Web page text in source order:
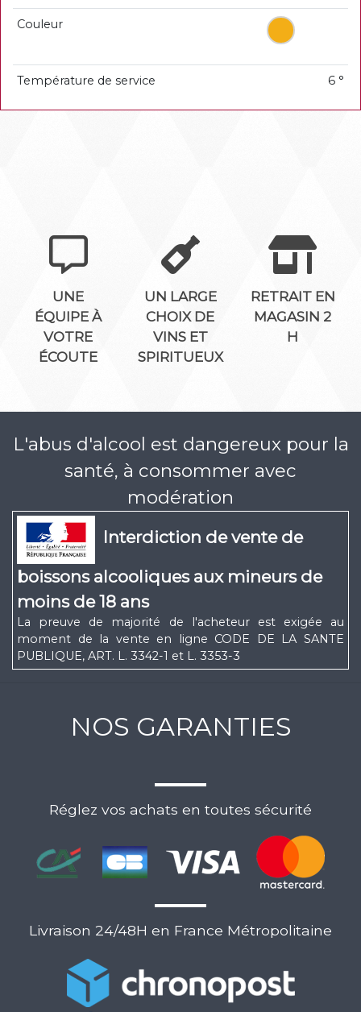
Couleur
Température de service 6 °
UNE
ÉQUIPE À
VOTRE
ÉCOUTE
UN LARGE
CHOIX DE
VINS ET
SPIRITUEUX
RETRAIT EN
MAGASIN 2
H
L'abus d'alcool est dangereux pour la
santé, à consommer avec
modération
Interdiction de vente de
boissons alcooliques aux mineurs de
moins de 18 ans
La preuve de majorité de l'acheteur est exigée au
moment de la vente en ligne CODE DE LA SANTE
PUBLIQUE, ART. L. 3342-1 et L. 3353-3
NOS GARANTIES
Réglez vos achats en toutes sécurité
Livraison 24/48H en France Métropolitaine